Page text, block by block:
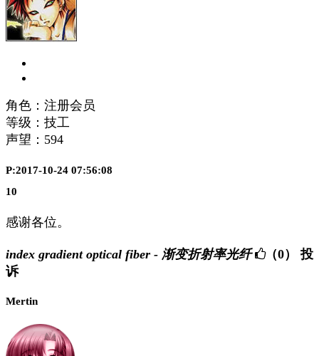
角色：注册会员
等级：技工
声望： 594
P:2017-10-24 07:56:08
10
感谢各位。
index gradient optical fiber - 渐变折射率光纤 （0）
投
诉
Mertin